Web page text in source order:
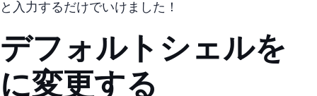
と入力するだけでいけました！
デフォルトシェルをzsh
に変更する